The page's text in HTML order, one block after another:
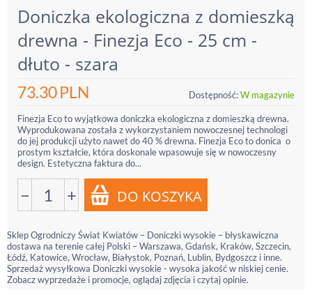
Doniczka ekologiczna z domieszką
drewna - Finezja Eco - 25 cm -
dłuto - szara
73.30PLN Dostępność:W magazynie
Finezja Eco to wyjątkowa doniczka ekologiczna z domieszką drewna.
Wyprodukowana została z wykorzystaniem nowoczesnej technologi
do jej produkcji użyto nawet do 40 % drewna. Finezja Eco to donica o
prostym kształcie, która doskonale wpasowuje się w nowoczesny
design. Estetyczna faktura do...
− +
Sklep Ogrodniczy Świat Kwiatów – Doniczki wysokie – błyskawiczna
dostawa na terenie całej Polski – Warszawa, Gdańsk, Kraków, Szczecin,
Łódź, Katowice, Wrocław, Białystok, Poznań, Lublin, Bydgoszcz i inne.
Sprzedaż wysyłkowa Doniczki wysokie - wysoka jakość w niskiej cenie.
Zobacz wyprzedaże i promocje, oglądaj zdjęcia i czytaj opinie.